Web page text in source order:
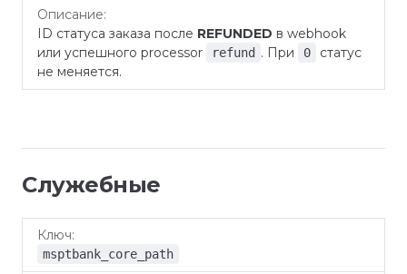
ID статуса заказа после REFUNDED в webhook
или успешного processor
refund . При 0
статус
не меняется.
Служебные
Ключ
msptbank_core_path